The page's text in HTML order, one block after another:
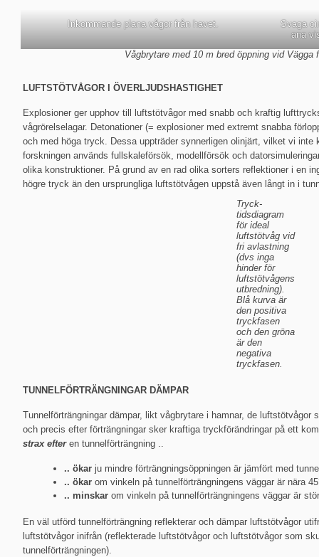
Inkommande plana vågor från havet.
Svaga
ana
Vågbrytare med 10 m bred öppning vid Vägga
LUFTSTÖTVÅGOR I ÖVERLJUDSHASTIGHET
Explosioner ger upphov till luftstötvågor med snabb och kraftig
vågrörelselagar. Detonationer (= explosioner med extremt snabba
och med höga tryck. Dessa uppträder synnerligen olinjärt, vilket vi
forskningen används fullskaleförsök, modellförsök och
olika konstruktioner. På grund av en rad olika sorters reflektioner i en
högre tryck än den ursprungliga luftstötvågen uppstå även långt in i
Tryck-
tidsdiagram
för ideal
luftstötvåg vid
fri avlastning
(dvs inga
hinder för
luftstötvågens
utbredning).
Blå kurva är
den positiva
tryckfasen
och den gröna
är den
negativa
tryckfasen.
TUNNELFÖRTRÄNGNINGAR DÄMPAR
Tunnelförträngningar dämpar, likt vågbrytare i hamnar, de luftstötvågor
och precis efter förträngningar sker kraftiga tryckförändringar på ett
strax efteren tunnelförträngning ..
.. ökarju mindre förträngningsöppningen är jämfört med
.. ökarom vinkeln på tunnelförträngningens väggar är nära
.. minskarom vinkeln på tunnelförträngningens väggar är
En väl utförd tunnelförträngning reflekterar och dämpar luftstötvågor
luftstötvågor inifrån (reflekterade luftstötvågor och luftstötvågor som
tunnelförträngningen).